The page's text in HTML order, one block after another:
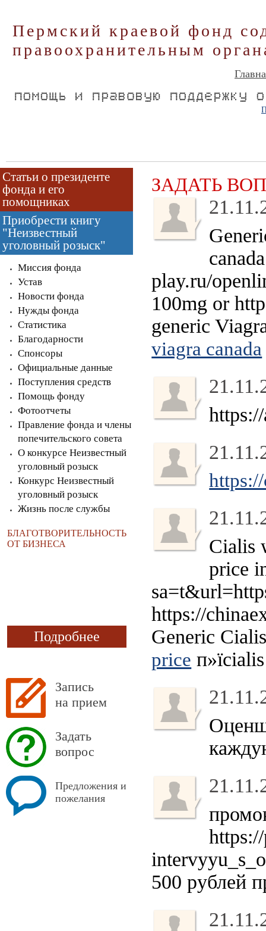
Пермский краевой фонд
правоохранительным
Статьи о президенте
фонда и его
помощниках
Приобрести книгу
"Неизвестный
уголовный розыск"
Миссия фонда
Устав
Новости фонда
Нужды фонда
Статистика
Благодарности
Спонсоры
Официальные данные
Поступления средств
Помощь фонду
Фотоотчеты
Правление фонда и члены
попечительского совета
О конкурсе Неизвестный
уголовный розыск
Конкурс Неизвестный
уголовный розыск
Жизнь после службы
БЛАГОТВОРИТЕЛЬНОСТЬ
ОТ БИЗНЕСА
Подробнее
Запись
на прием
Задать
вопрос
Предложения и
пожелания
ЗАДАТЬ
play.ru/
100mg or
generic
viagra canada
Cialis
price
https://
Generic
price
500 рублей